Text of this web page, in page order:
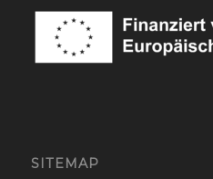
SITEMAP